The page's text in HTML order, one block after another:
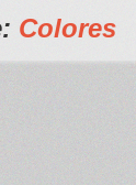
Colores